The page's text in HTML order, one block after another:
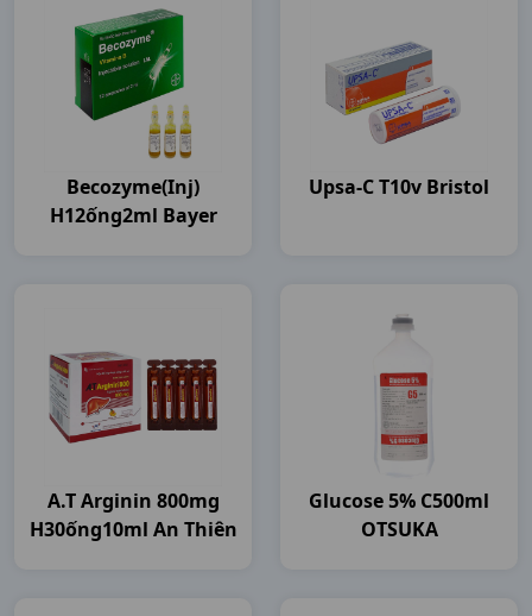
Becozyme(inj)
H12ống2ml Bayer
Upsa-C T10v Bristol
A.t Arginin 800mg
H30ống10ml An Thiên
Glucose 5% C500ml
OTSUKA